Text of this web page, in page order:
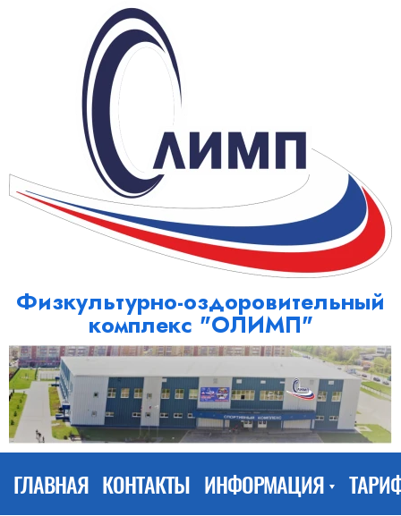
Физкультурно-оздоровительный
комплекс "ОЛИМП"
ГЛАВНАЯ КОНТАКТЫ ИНФОРМАЦИЯ